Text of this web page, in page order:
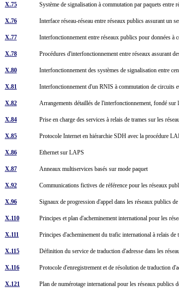
X.75 Système de signalisation à commutation par paquets entre
X.76 Interface réseau-réseau entre réseaux publics assurant un
X.77 Interfonctionnement entre réseaux publics pour données
X.78 Procédures d'interfonctionnement entre réseaux assurant
X.80 Interfonctionnement des systèmes de signalisation entre
X.81 Interfonctionnement d'un RNIS à commutation de circuits
X.82 Arrangements détaillés de l'interfonctionnement, fondé
X.84 Prise en charge des services à relais de trames sur les
X.85 Protocole Internet en hiérarchie SDH avec la procédure
X.86 Ethernet sur LAPS
X.87 Anneaux multiservices basés sur mode paquet
X.92 Communications fictives de référence pour les réseaux
X.96 Signaux de progression d'appel dans les réseaux publics de
X.110 Principes et plan d'acheminement international pour les
X.111 Principes d'acheminement du trafic international à relais de
X.115 Définition du service de traduction d'adresse dans les
X.116 Protocole d'enregistrement et de résolution de traduction
X.121 Plan de numérotage international pour les réseaux publics